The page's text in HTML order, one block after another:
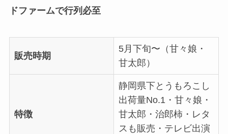
ドファームで行列必至
販売時期
5月下旬〜（甘々娘・
甘太郎）
特徴
静岡県下とうもろこし
出荷量No.1・甘々娘・
甘太郎・治郎柿・レタ
スも販売・テレビ出演